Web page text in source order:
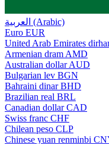
العربية (Arabic)
Euro EUR
United Arab Emirates
Armenian dram AMD
Australian dollar AUD
Bulgarian lev BGN
Bahraini dinar BHD
Brazilian real BRL
Canadian dollar CAD
Swiss franc CHF
Chilean peso CLP
Chinese yuan renminbi